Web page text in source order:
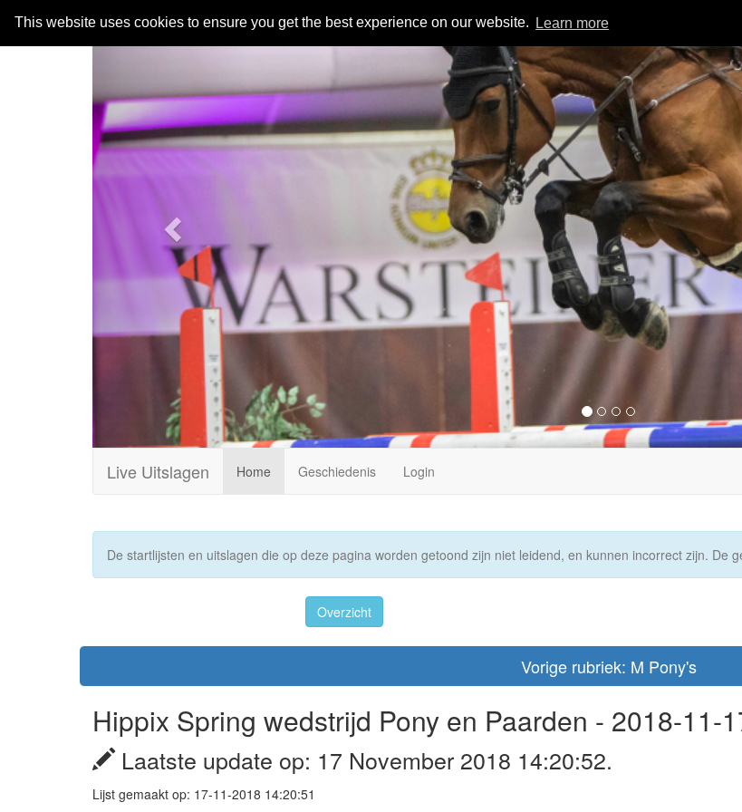
This website uses cookies to ensure you get the best experience on our website. Learn more
Previous
Live Uitslagen Home Geschiedenis Login
De startlijsten en uitslagen die op deze pagina worden getoond zijn niet leidend, en kunnen incorrect zijn. De
Overzicht
Vorige rubriek: M Pony's
Hippix Spring wedstrijd Pony en Paarden - 2018-11-
Laatste update op: 17 November 2018 14:20:52.
Lijst gemaakt op: 17-11-2018 14:20:51